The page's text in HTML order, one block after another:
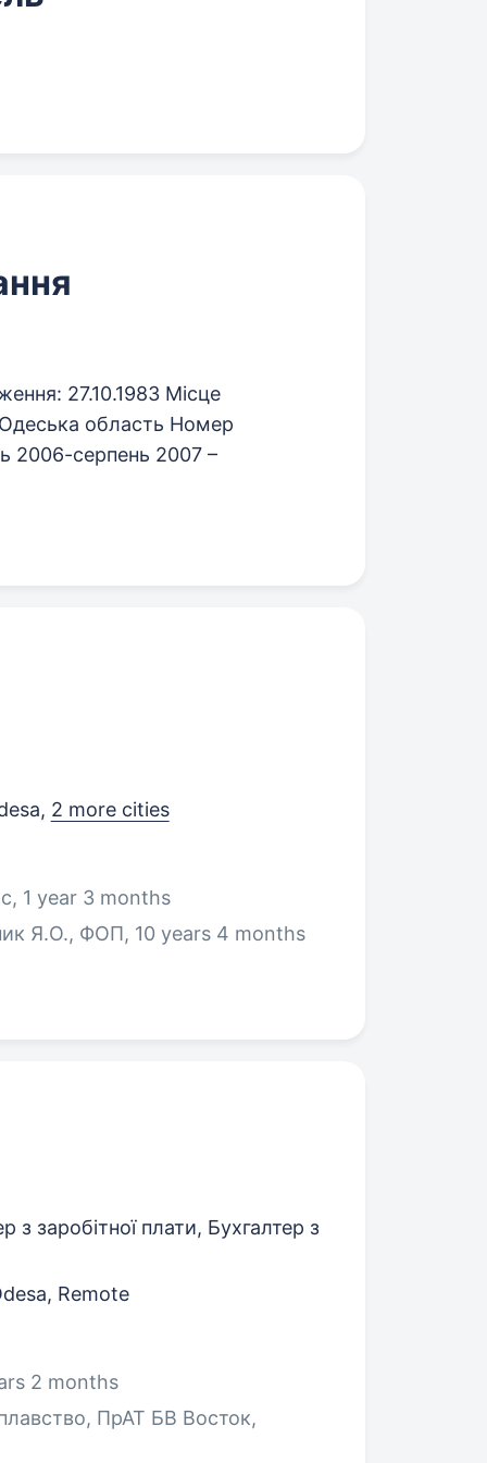
27.10.1983 Місце
область Номер
2006-серпень 2007 –
, 2 more cities
1 year 3 months
Я.О., ФОП, 10 years 4 months
з заробітної плати, Бухгалтер з
Remote
2 months
ПрАТ БВ Восток,